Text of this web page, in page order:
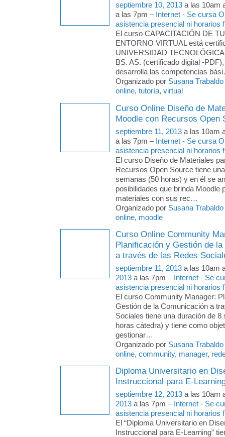
septiembre 10, 2013 a las 10am
a las 7pm – Internet - Se cursa
asistencia presencial ni horarios
El curso CAPACITACIÓN DE
ENTORNO VIRTUAL está
UNIVERSIDAD
BS. AS. (certificado digital -
desarrolla las competencias bási
Organizado por Susana Trabaldo
online, tutoría, virtual
Curso Online Diseño de
Moodle con Recursos Open
septiembre 11, 2013 a las 10am
a las 7pm – Internet - Se cursa
asistencia presencial ni horarios
El curso Diseño de Materiales
Recursos Open Source tiene
semanas (50 horas) y en él se
posibilidades que brinda Moodle
materiales con sus rec…
Organizado por Susana Trabaldo
online, moodle
Curso Online Community
Planificación y Gestión de
a través de las Redes
septiembre 11, 2013 a las 10am
2013 a las 7pm – Internet - Se
asistencia presencial ni horarios
El curso Community Manager:
Gestión de la Comunicación a
Sociales tiene una duración de 8
horas cátedra) y tiene como
gestionar…
Organizado por Susana Trabaldo
online, community, manager,
Diploma Universitario en
Instruccional para E-
septiembre 12, 2013 a las 10am
2013 a las 7pm – Internet - Se
asistencia presencial ni horarios
El “Diploma Universitario en
Instruccional para E-Learning”